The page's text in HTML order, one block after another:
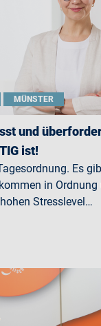
MÜNSTER
und
ist!
Es
in
Stresslevel…